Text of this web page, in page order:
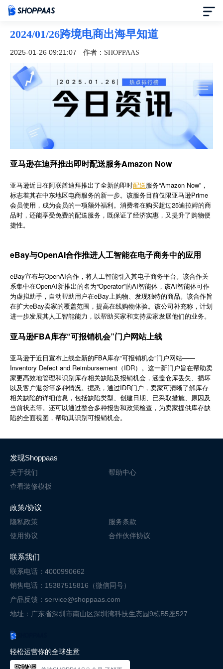
首页
定价
模板中心
合作伙伴
了解我们
2024/01/26跨境电商出海早知道
2025-01-26 09:21:07 作者：SHOPPAAS
亚马逊在迪拜推出即时配送服务Amazon Now
亚马逊近日在阿联酋迪拜推出了全新的即时配送服务“Amazon Now”，
标志着其在中东地区电商服务的新一步。该服务目前仅限亚马逊Prime
会员使用，成为会员的一项额外福利。消费者在购买超过25迪拉姆的商
品时，还能享受免费的配送服务，既保证了经济实惠，又提升了购物便
捷性。
eBay与OpenAI合作推进人工智能在电子商务中的应用
eBay宣布与OpenAI合作，将人工智能引入其电子商务平台。该合作关
系集中在OpenAI新推出的名为“Operator”的AI智能体，该AI智能体可作
为虚拟助手，自动帮助用户在eBay上购物、发现独特的商品。该合作旨
在扩大eBay卖家的覆盖范围，提高在线购物体验。该公司补充称，计划
进一步发展其人工智能能力，以帮助买家和支持卖家发展他们的业务。
亚马逊FBA库存“可报销机会”门户网站上线
亚马逊于近日宣布上线全新的FBA库存“可报销机会”门户网站——
Inventory Defect and Reimbursement（IDR）。这一新门户旨在帮助卖
家更高效地管理和识别库存相关缺陷及报销机会，涵盖仓库丢失、损坏
以及客户退货等多种情况。据悉，通过IDR门户，卖家可清晰了解库存
相关缺陷的详细信息，包括缺陷类型、创建日期、已采取措施、原因及
当前状态等。还可以通过整合多种报告和政策检查，为卖家提供库存缺
陷的全面视图，帮助其识别可报销机会。
轻松运营你的全球生意
发现Shoppaas
关于我们
帮助中心
查看装修模板
政策/协议
隐私政策
服务条款
使用协议
合作伙伴协议
联系我们
联系电话：4000990662
销售电话：15387515816（微信同号）
产品反馈：service@shoppaas.com
地址：广东省深圳市南山区深圳湾科技生态园9栋B5座527